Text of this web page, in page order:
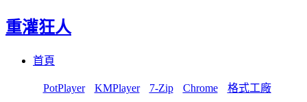
重灌狂人
首頁
PotPlayer KMPlayer 7-Zip Chrome 格式工廠